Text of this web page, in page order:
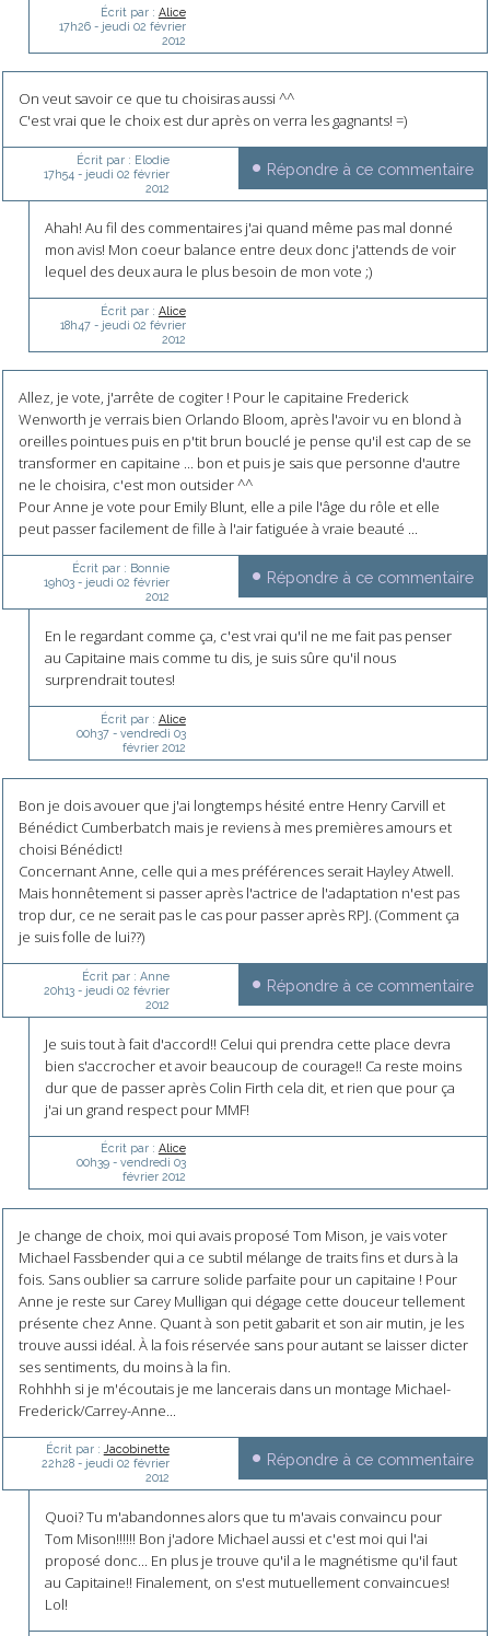
Écrit par : Alice
17h26- jeudi 02 février
2012
On veut savoir ce que tu choisiras aussi ^^
C'est vrai que le choix est dur après on verra les gagnants! =)
Écrit par : Elodie
17h54 - jeudi 02 février
2012
Répondre à ce commentaire
Ahah! Au fil des commentaires j'ai quand même pas mal donné
mon avis! Mon coeur balance entre deux donc j'attends de voir
lequel des deux aura le plus besoin de mon vote ;)
Écrit par : Alice
18h47- jeudi 02 février
2012
Allez, je vote, j'arrête de cogiter ! Pour le capitaine Frederick
Wenworth je verrais bien Orlando Bloom, après l'avoir vu en blond à
oreilles pointues puis en p'tit brun bouclé je pense qu'il est cap de se
transformer en capitaine ... bon et puis je sais que personne d'autre
ne le choisira, c'est mon outsider ^^
Pour Anne je vote pour Emily Blunt, elle a pile l'âge du rôle et elle
peut passer facilement de fille à l'air fatiguée à vraie beauté ...
Écrit par : Bonnie
19h03- jeudi 02 février
2012
Répondre à ce commentaire
En le regardant comme ça, c'est vrai qu'il ne me fait pas penser
au Capitaine mais comme tu dis, je suis sûre qu'il nous
surprendrait toutes!
Écrit par : Alice
00h37- vendredi 03
février 2012
Bon je dois avouer que j'ai longtemps hésité entre Henry Carvill et
Bénédict Cumberbatch mais je reviens à mes premières amours et
choisi Bénédict!
Concernant Anne, celle qui a mes préférences serait Hayley Atwell.
Mais honnêtement si passer après l'actrice de l'adaptation n'est pas
trop dur, ce ne serait pas le cas pour passer après RPJ. (Comment ça
je suis folle de lui??)
Écrit par : Anne
20h13- jeudi 02 février
2012
Répondre à ce commentaire
Je suis tout à fait d'accord!! Celui qui prendra cette place devra
bien s'accrocher et avoir beaucoup de courage!! Ca reste moins
dur que de passer après Colin Firth cela dit, et rien que pour ça
j'ai un grand respect pour MMF!
Écrit par : Alice
00h39- vendredi 03
février 2012
Je change de choix, moi qui avais proposé Tom Mison, je vais voter
Michael Fassbender qui a ce subtil mélange de traits fins et durs à la
fois. Sans oublier sa carrure solide parfaite pour un capitaine ! Pour
Anne je reste sur Carey Mulligan qui dégage cette douceur tellement
présente chez Anne. Quant à son petit gabarit et son air mutin, je les
trouve aussi idéal. À la fois réservée sans pour autant se laisser dicter
ses sentiments, du moins à la fin.
Rohhhh si je m'écoutais je me lancerais dans un montage Michael-
Frederick/Carrey-Anne...
Écrit par : Jacobinette
22h28- jeudi 02 février
2012
Répondre à ce commentaire
Quoi? Tu m'abandonnes alors que tu m'avais convaincu pour
Tom Mison!!!!!! Bon j'adore Michael aussi et c'est moi qui l'ai
proposé donc... En plus je trouve qu'il a le magnétisme qu'il faut
au Capitaine!! Finalement, on s'est mutuellement convaincues!
Lol!